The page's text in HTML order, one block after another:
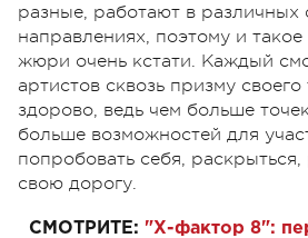
разные, работают в различных
направлениях, поэтому и
жюри очень кстати. Каждый
артистов сквозь призму
здорово, ведь чем больше
больше возможностей для
попробовать себя, раскрыться,
свою дорогу.
СМОТРИТЕ: "Х-фактор 8":